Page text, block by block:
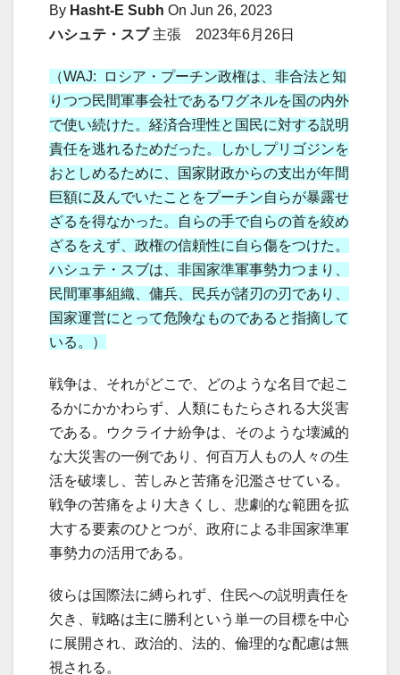
By Hasht-E Subh On Jun 26, 2023
ハシュテ・スブ主張 2023年6月26日
（WAJ: ロシア・プーチン政権は、非合法と知
りつつ民間軍事会社であるワグネルを国の内外
で使い続けた。経済合理性と国民に対する説明
責任を逃れるためだった。しかしプリゴジンを
おとしめるために、国家財政からの支出が年間
巨額に及んでいたことをプーチン自らが暴露せ
ざるを得なかった。自らの手で自らの首を絞め
ざるをえず、政権の信頼性に自ら傷をつけた。
ハシュテ・スブは、非国家準軍事勢力つまり、
民間軍事組織、傭兵、民兵が諸刃の刃であり、
国家運営にとって危険なものであると指摘して
いる。）
戦争は、それがどこで、どのような名目で起こ
るかにかかわらず、人類にもたらされる大災害
である。ウクライナ紛争は、そのような壊滅的
な大災害の一例であり、何百万人もの人々の生
活を破壊し、苦しみと苦痛を氾濫させている。
戦争の苦痛をより大きくし、悲劇的な範囲を拡
大する要素のひとつが、政府による非国家準軍
事勢力の活用である。
彼らは国際法に縛られず、住民への説明責任を
欠き、戦略は主に勝利という単一の目標を中心
に展開され、政治的、法的、倫理的な配慮は無
視される。